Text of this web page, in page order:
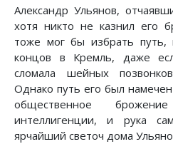
Александр Ульянов,
хотя никто не казнил его
тоже мог бы избрать
концов в Кремль, даже
сломала шейных
Однако путь его был намечен
общественное
интеллигенции, и рука
ярчайший светоч дома